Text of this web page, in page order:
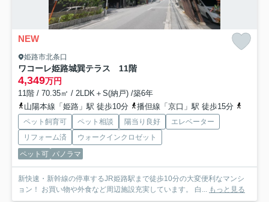
NEW
姫路市北条口
ワコーレ姫路城巽テラス 11階
4,349万円
11階 / 70.35㎡ / 2LDK＋S(納戸) /築6年
山陽本線「姫路」駅 徒歩10分
播但線「京口」駅 徒歩15分
ペット飼育可 ペット相談 陽当り良好
エレベーター
リフォーム済
ウォークインクロゼット
ペット可 パノラマ
新快速・新幹線の停車するJR姫路駅まで徒歩10分の大変便利なマンシ
ョン！ お買い物や外食など周辺施設充実しています。 白... もっと見る